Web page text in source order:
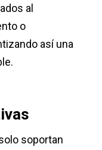
al
o
así una
soportan